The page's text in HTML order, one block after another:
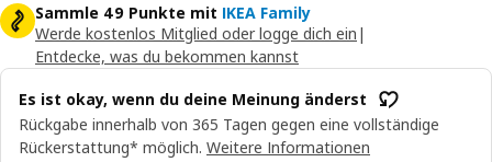
Sammle 49 Punkte mit IKEA Family
Werde kostenlos Mitglied oder logge dich ein |
Entdecke, was du bekommen kannst
Es ist okay, wenn du deine Meinung änderst
Rückgabe innerhalb von 365 Tagen gegen eine vollständige
Rückerstattung* möglich. Weitere Informationen